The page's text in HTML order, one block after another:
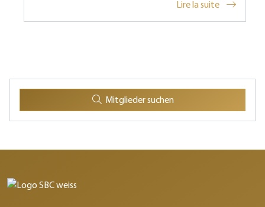
Lire la suite
Mitglieder suchen